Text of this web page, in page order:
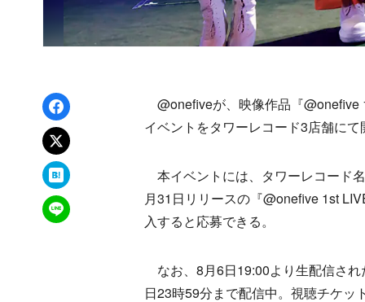
Facebookでシェア
xでポスト
はてなブックマーク
LINEで送る
@onefiveが、映像作品『@onefive
イベントをタワーレコード3店舗にて
本イベントには、タワーレコード
月31日リリースの『@onefive 1st
入すると応募できる。
なお、8月6日19:00より生配信さ
日23時59分まで配信中。視聴チケ